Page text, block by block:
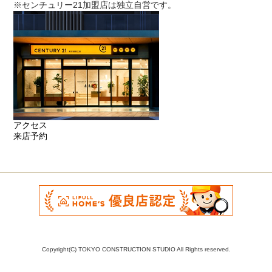
※センチュリー21加盟店は独立自営です。
アクセス
来店予約
Copyright(C) TOKYO CONSTRUCTION STUDIO All Rights reserved.